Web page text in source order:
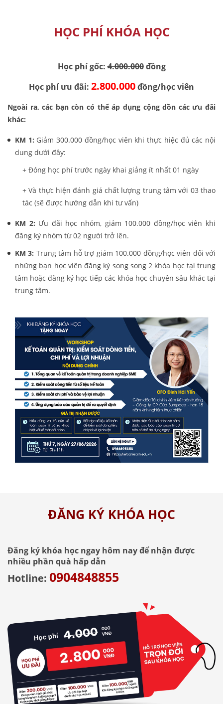
HỌC PHÍ KHÓA HỌC
Học phí gốc:4.000.000đồng
Học phí ưu đãi: 2.800.000đồng/học viên
Ngoài ra, các bạn còn có thể áp dụng cộng dồn các ưu đãi
khác:
KM 1: Giảm 300.000 đồng/học viên khi thực hiệc đủ các nội
dung dưới đây:
+ Đóng học phí trước ngày khai giảng ít nhất 01 ngày
+ Và thực hiện đánh giá chất lượng trung tâm với 03 thao
tác (sẽ được hướng dẫn khi tư vấn)
KM 2: Ưu đãi học nhóm, giảm 100.000 đồng/học viên khi
đăng ký nhóm từ 02 người trở lên.
KM 3: Trung tâm hỗ trợ giảm 100.000 đồng/học viên đối với
những bạn học viên đăng ký song song 2 khóa học tại trung
tâm hoặc đăng ký học tiếp các khóa học chuyên sâu khác tại
trung tâm.
ĐĂNG KÝ KHÓA HỌC
Đăng ký khóa học ngay hôm nay để nhận được
nhiều phần quà hấp dẫn
Hotline: 0904848855